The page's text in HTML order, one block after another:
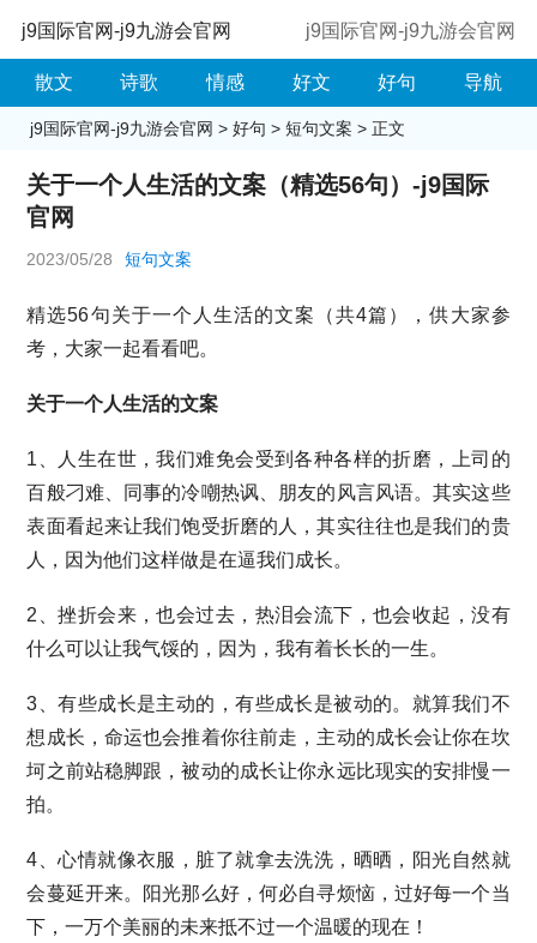
j9国际官网-j9九游会官网 j9国际官网-j9九游会官网
散文 诗歌 情感 好文 好句 导航
j9国际官网-j9九游会官网 > 好句 > 短句文案 > 正文
关于一个人生活的文案（精选56句）-j9国际
官网
2023/05/28 短句文案
精选56句关于一个人生活的文案（共4篇），供大家参
考，大家一起看看吧。
关于一个人生活的文案
1、人生在世，我们难免会受到各种各样的折磨，上司的
百般刁难、同事的冷嘲热讽、朋友的风言风语。其实这些
表面看起来让我们饱受折磨的人，其实往往也是我们的贵
人，因为他们这样做是在逼我们成长。
2、挫折会来，也会过去，热泪会流下，也会收起，没有
什么可以让我气馁的，因为，我有着长长的一生。
3、有些成长是主动的，有些成长是被动的。就算我们不
想成长，命运也会推着你往前走，主动的成长会让你在坎
坷之前站稳脚跟，被动的成长让你永远比现实的安排慢一
拍。
4、心情就像衣服，脏了就拿去洗洗，晒晒，阳光自然就
会蔓延开来。阳光那么好，何必自寻烦恼，过好每一个当
下，一万个美丽的未来抵不过一个温暖的现在！